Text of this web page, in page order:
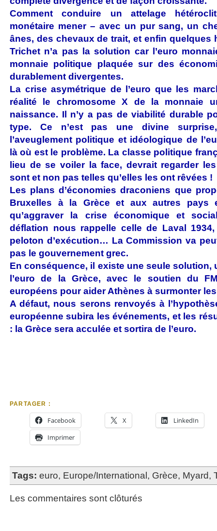
Comment conduire un attelage
monétaire mener – avec un pur sang, un
ânes, des chevaux de trait, et enfin quelques
Trichet n’a pas la solution car
l’euro
monnaie politique plaquée sur des
durablement divergentes.
La crise asymétrique de l’euro que les
réalité le chromosome X de la monnaie
naissance. Il n’y a pas de viabilité durable
type. Ce n’est pas une divine
l’aveuglement politique et idéologique de
là où est le problème. La classe politique
lieu de se voiler la face, devrait regarder
sont et non pas telles qu’elles les ont rêvées !
Les plans d’économies draconiens que
Bruxelles à la Grèce et aux autres pays
qu’aggraver la crise économique et
déflation nous rappelle celle de Laval
peloton d’exécution… La Commission va
pas le gouvernement grec.
En conséquence, il existe une seule solution,
l’euro de la Grèce, avec le soutien du
européens pour aider Athènes à surmonter
A défaut, nous serons renvoyés à
européenne subira les événements, et les
: la Grèce sera acculée et sortira de l’euro.
PARTAGER :
Facebook X
LinkedIn
Imprimer
Tags: euro, Europe/International , Grèce, Myard,
Les commentaires sont clôturés